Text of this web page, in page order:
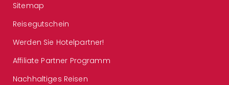
Sitemap
Reisegutschein
Werden Sie Hotelpartner!
Affiliate Partner Programm
Nachhaltiges Reisen